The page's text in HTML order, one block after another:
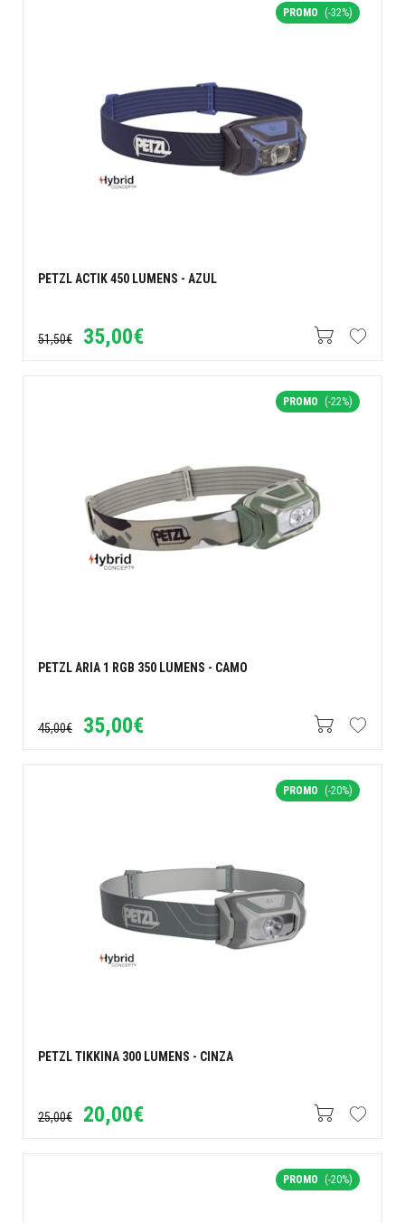
PROMO (-32%)
PETZL ACTIK 450 LUMENS - AZUL
51,50€ 35,00€
PROMO (-22%)
PETZL ARIA 1 RGB 350 LUMENS - CAMO
45,00€ 35,00€
PROMO (-20%)
PETZL TIKKINA 300 LUMENS - CINZA
25,00€ 20,00€
PROMO (-20%)